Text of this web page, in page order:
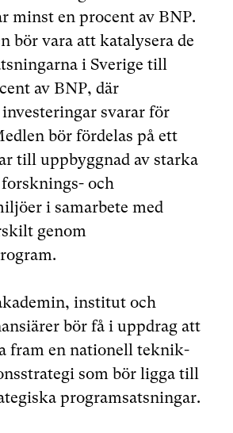
minst en procent av BNP.
bör vara att katalysera de
i Sverige till
av BNP, där
svarar för
bör fördelas på ett
till uppbyggnad av starka
och
i samarbete med
genom
institut och
bör få i uppdrag att
fram en nationell teknik-
som bör ligga till
programsatsningar.